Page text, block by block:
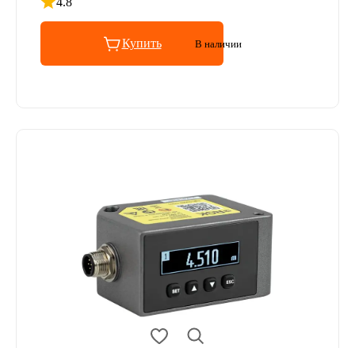
Рейтинг 4.8 из 5
Купить В наличии